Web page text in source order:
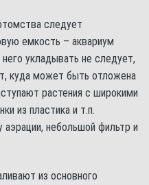
следует
емкость – аквариум
укладывать не следует,
куда может быть отложена
растения с широкими
из пластика и т.п.
небольшой фильтр и
из основного